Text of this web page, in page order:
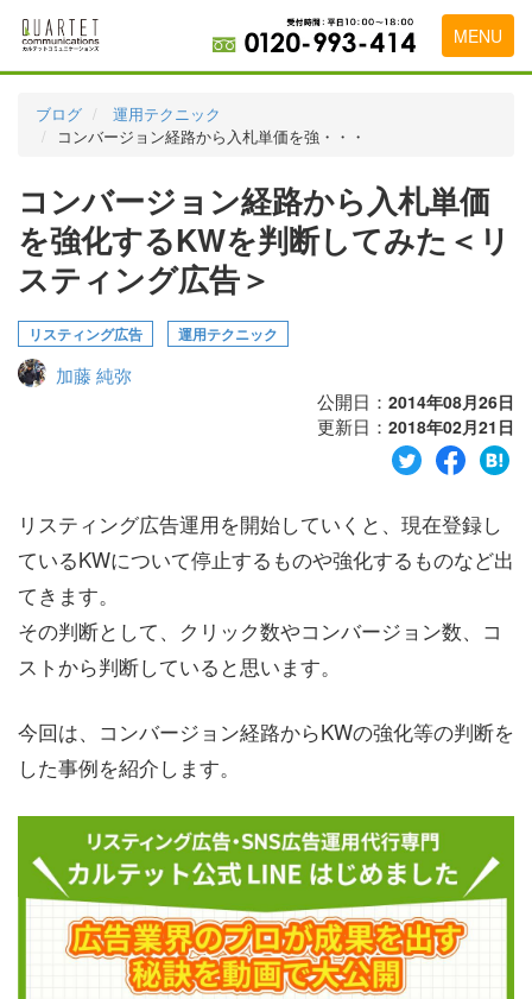
MENU
料金表
実績・お客様の声
初めて導入をお考えの方
代理店の乗り換えをお考えの方
広告代理店・HP制作会社様へ
お申し込みから運用開始までの流れ
ブログ
運用テクニック
コンバージョン経路から入札単価を強・・・
コンバージョン経路から入札単価
を強化するKWを判断してみた＜リ
スティング広告＞
リスティング広告 運用テクニック
加藤 純弥
公開日： 2014年08月26日
更新日： 2018年02月21日
リスティング広告運用を開始していくと、現在登録し
ているKWについて停止するものや強化するものなど出
てきます。
その判断として、クリック数やコンバージョン数、コ
ストから判断していると思います。
今回は、コンバージョン経路からKWの強化等の判断を
した事例を紹介します。